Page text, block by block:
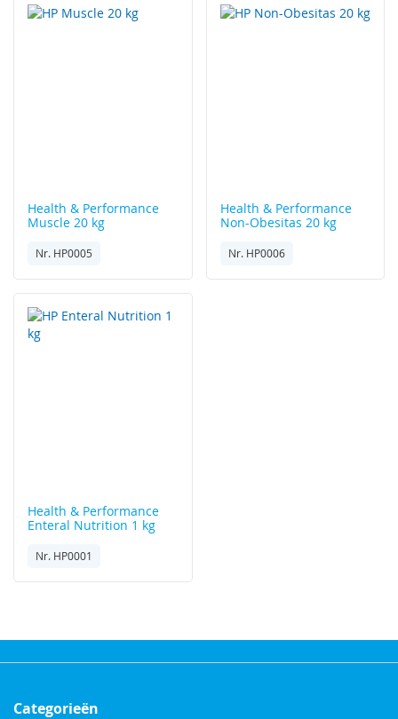
Health & Performance
Muscle 20 kg
Nr. HP0005
Health & Performance
Non-Obesitas 20 kg
Nr. HP0006
Health & Performance
Enteral Nutrition 1 kg
Nr. HP0001
Categorieën